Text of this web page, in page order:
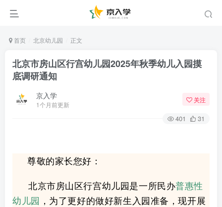
首页 北京幼儿园 正文
北京市房山区行宫幼儿园2025年秋季幼儿入园摸
底调研通知
京入学
1个月前更新
关注
401 31
尊敬的家长您好：
北京市房山区行宫幼儿园是一所民办普惠性
幼儿园 ，为了更好的做好新生入园准备，现开展